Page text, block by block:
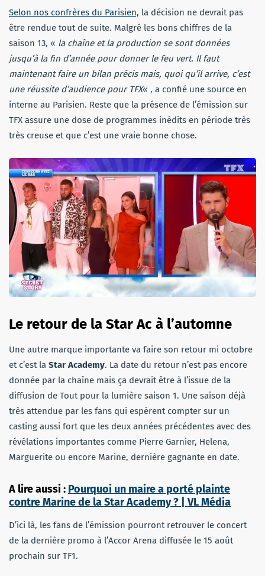
Selon nos confrères du Parisien, la décision ne devrait pas
être rendue tout de suite. Malgré les bons chiffres de la
saison 13, « la chaîne et la production se sont données
jusqu’à la fin d’année pour donner le feu vert. Il faut
maintenant faire un bilan précis mais, quoi qu’il arrive, c’est
une réussite d’audience pour TFX« , a confié une source en
interne au Parisien. Reste que la présence de l’émission sur
TFX assure une dose de programmes inédits en période très
très creuse et que c’est une vraie bonne chose.
Le retour de la Star Ac à l’automne
Une autre marque importante va faire son retour mi octobre
et c’est la Star Academy. La date du retour n’est pas encore
donnée par la chaîne mais ça devrait être à l’issue de la
diffusion de Tout pour la lumière saison 1. Une saison déjà
très attendue par les fans qui espèrent compter sur un
casting aussi fort que les deux années précédentes avec des
révélations importantes comme Pierre Garnier, Helena,
Marguerite ou encore Marine, dernière gagnante en date.
A lire aussi : Pourquoi un maire a porté plainte
contre Marine de la Star Academy ? | VL Média
D’ici là, les fans de l’émission pourront retrouver le concert
de la dernière promo à l’Accor Arena diffusée le 15 août
prochain sur TF1.